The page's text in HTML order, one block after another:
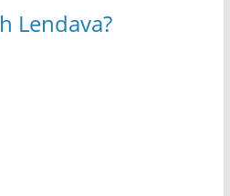
Lendava?